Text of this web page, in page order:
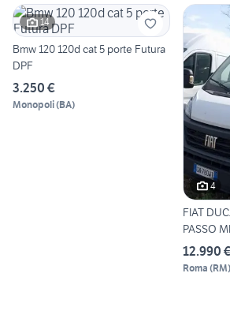
14
Bmw 120 120d cat 5 porte Futura
DPF
3.250 €
Monopoli(BA)
4
FIAT
PASSO
12.990
Roma (RM)